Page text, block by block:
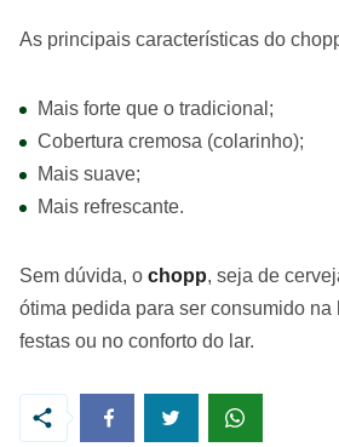
As principais características do
Mais forte que o tradicional;
Cobertura cremosa (colarinho);
Mais suave;
Mais refrescante.
Sem dúvida, o chopp, seja de
ótima pedida para ser consumido na
festas ou no conforto do lar.